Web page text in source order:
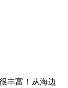
丰富！从海边